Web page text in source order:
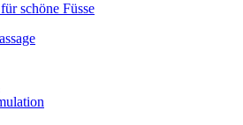
schöne Füsse